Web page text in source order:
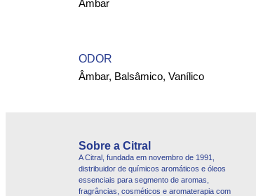
Âmbar
ODOR
Âmbar, Balsâmico, Vanílico
Sobre a Citral
A Citral, fundada em novembro de 1991,
distribuidor de químicos aromáticos e óleos
essenciais para segmento de aromas,
fragrâncias, cosméticos e aromaterapia com